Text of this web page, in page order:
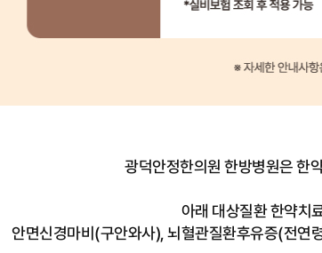
광덕안정한의원 한방병원은 한
아래 대상질환 한약치
안면신경마비(구안와사), 뇌혈관질환후유증(전연